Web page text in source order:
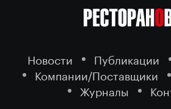
Новости Публикации
Компании/Поставщики
Журналы